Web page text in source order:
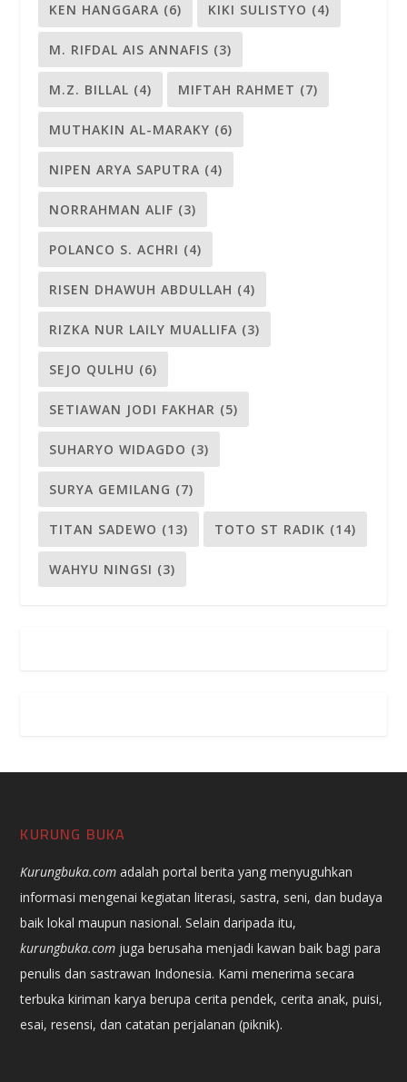
KEN HANGGARA (6) KIKI SULISTYO (4)
M. RIFDAL AIS ANNAFIS (3)
M.Z. BILLAL (4) MIFTAH RAHMET (7)
MUTHAKIN AL-MARAKY (6)
NIPEN ARYA SAPUTRA (4)
NORRAHMAN ALIF (3)
POLANCO S. ACHRI (4)
RISEN DHAWUH ABDULLAH (4)
RIZKA NUR LAILY MUALLIFA (3)
SEJO QULHU (6)
SETIAWAN JODI FAKHAR (5)
SUHARYO WIDAGDO (3)
SURYA GEMILANG (7)
TITAN SADEWO (13) TOTO ST RADIK (14)
WAHYU NINGSI (3)
KURUNG BUKA
Kurungbuka.com adalah portal berita yang menyuguhkan
informasi mengenai kegiatan literasi, sastra, seni, dan budaya
baik lokal maupun nasional. Selain daripada itu,
kurungbuka.com juga berusaha menjadi kawan baik bagi para
penulis dan sastrawan Indonesia. Kami menerima secara
terbuka kiriman karya berupa cerita pendek, cerita anak, puisi,
esai, resensi, dan catatan perjalanan (piknik).